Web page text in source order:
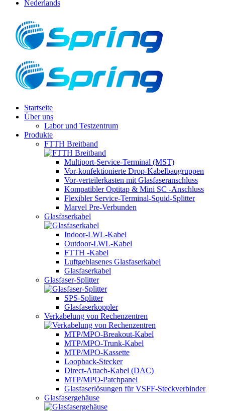
Nederlands
Startseite
Über uns
Labor und Testzentrum
Produkte
FTTH Breitband
Multiport-Service-Terminal (MST)
Vor-konfektionierte Drop-Kabelbaugruppen
Vor-verteilerkasten mit Glasfaseranschluss
Kompatibler Optitap & Mini SC -Anschluss
Flexibler Service-Terminal-Squid-Splitter
Marvel Pre-Verbunden
Glasfaserkabel
Indoor-LWL-Kabel
Outdoor-LWL-Kabel
FTTH -Kabel
Luftgeblasenes Glasfaserkabel
Glasfaserkabel
Glasfaser-Splitter
SPS-Splitter
Glasfaserkoppler
Verkabelung von Rechenzentren
MTP/MPO-Breakout-Kabel
MTP/MPO-Trunk-Kabel
MTP/MPO-Kassette
Loopback-Stecker
Direct-Attach-Kabel (DAC)
MTP/MPO-Patchpanel
Glasfaserlösungen für VSFF-Steckverbinder
Glasfasergehäuse